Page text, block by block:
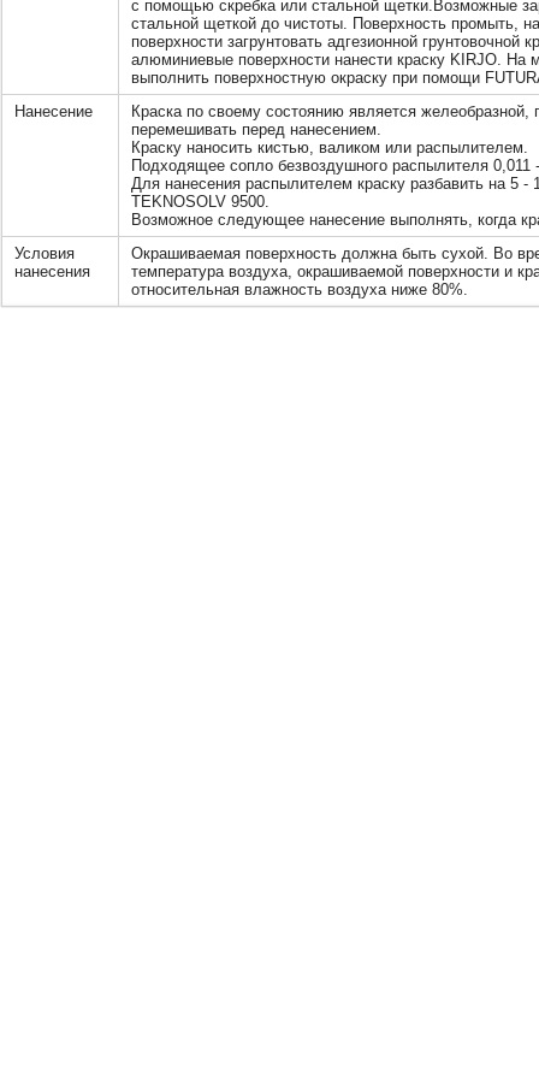
с помощью скребка или стальной щетки.Возможные
стальной щеткой до чистоты. Поверхность промыть,
поверхности загрунтовать адгезионной грунтовочной
алюминиевые поверхности нанести краску KIRJO. На
выполнить поверхностную окраску при помощи
Нанесение
Краска по своему состоянию является
перемешивать перед нанесением.
Краску наносить кистью, валиком или распылителем.
Подходящее сопло безвоздушного распылителя 0,011
Для нанесения распылителем краску разбавить на 5
ТEKNOSOLV 9500.
Возможное следующее нанесение выполнять, когда
Условия
нанесения
Окрашиваемая поверхность должна быть сухой. Во
температура воздуха, окрашиваемой поверхности и
относительная влажность воздуха ниже 80%.